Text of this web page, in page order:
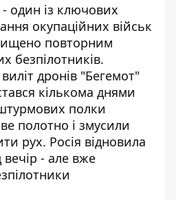
один із ключових
окупаційних військ
повторним
безпілотників.
дронів "Бегемот"
кількома днями
полки
полотно і змусили
рух. Росія відновила
вечір - але вже